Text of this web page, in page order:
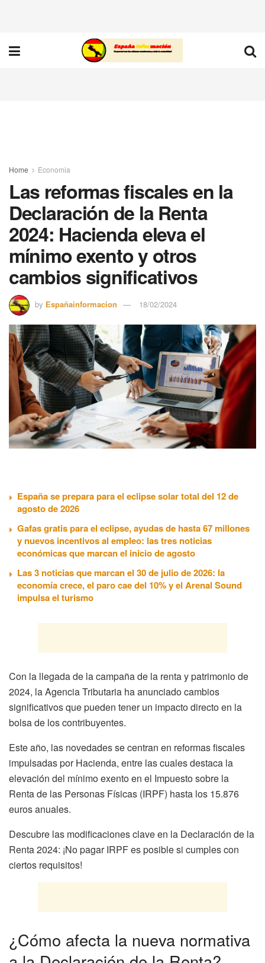
Home Economia
Las reformas fiscales en la
Declaración de la Renta
2024: Hacienda eleva el
mínimo exento y otros
cambios significativos
by Españainformacion 18/02/2024
España se prepara para el eclipse solar total del 12 de
agosto de 2026
Gafas gratis para el eclipse, ayudas de hasta 67 millones
y nuevos incentivos al empleo: las tres noticias
económicas que marcan el inicio de agosto
Las 3 noticias que marcan el 30 de julio de 2026: la
economía crece, el paro cae del 10% y el Arenal Sound
impulsa el turismo
Con la llegada de la campaña de la renta y patrimonio de
2024, la Agencia Tributaria ha anunciado cambios
significativos que pueden tener un impacto directo en la
bolsa de los contribuyentes.
Este año, las novedades se centran en reformas fiscales
impulsadas por Hacienda, entre las cuales destaca la
elevación del mínimo exento en el Impuesto sobre la
Renta de las Personas Físicas (IRPF) hasta los 15.876
euros anuales.
Descubre las modificaciones clave en la Declaración de la
Renta 2024: ¡No pagar IRPF es posible si cumples con
ciertos requisitos!
¿Cómo afecta la nueva normativa